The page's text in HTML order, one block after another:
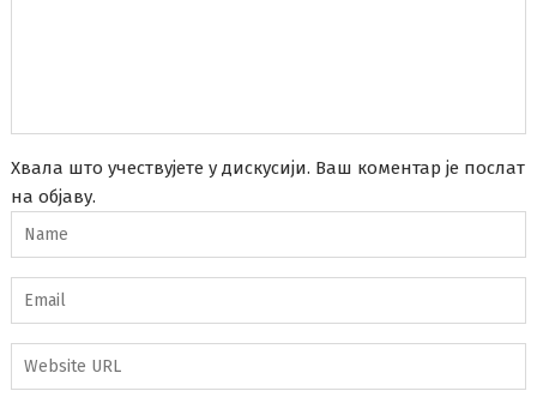
Хвала што учествујете у дискусији. Ваш коментар је послат
на објаву.